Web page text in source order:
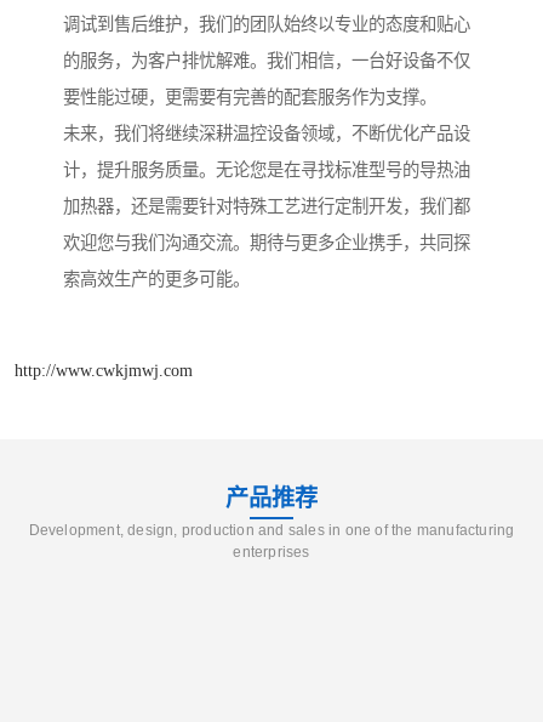
调试到售后维护，我们的团队始终以专业的态度和贴心
的服务，为客户排忧解难。我们相信，一台好设备不仅
要性能过硬，更需要有完善的配套服务作为支撑。
未来，我们将继续深耕温控设备领域，不断优化产品设
计，提升服务质量。无论您是在寻找标准型号的导热油
加热器，还是需要针对特殊工艺进行定制开发，我们都
欢迎您与我们沟通交流。期待与更多企业携手，共同探
索高效生产的更多可能。
http://www.cwkjmwj.com
产品推荐
Development, design, production and sales in one of the manufacturing
enterprises